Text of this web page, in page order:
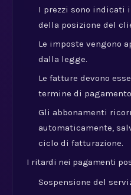
I prezzi sono indicati
della posizione del
Le imposte vengono
dalla legge.
Le fatture devono
termine di
Gli abbonamenti
automaticamente,
ciclo di fatturazione.
I ritardi nei pagamenti
Sospensione del